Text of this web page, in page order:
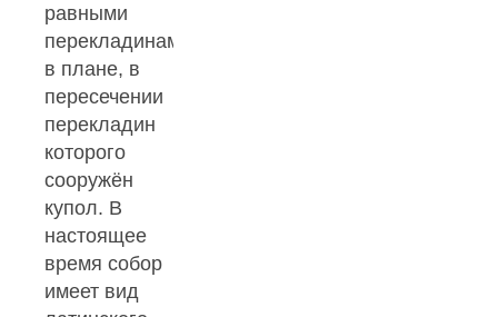
равными
перекладинами)
в плане, в
пересечении
перекладин
которого
сооружён
купол. В
настоящее
время собор
имеет вид